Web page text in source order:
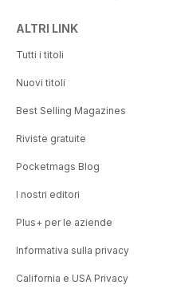
ALTRI LINK
Tutti i titoli
Nuovi titoli
Best Selling Magazines
Riviste gratuite
Pocketmags Blog
I nostri editori
Plus+ per le aziende
Informativa sulla privacy
California e USA Privacy